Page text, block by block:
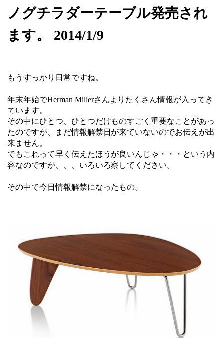
ノグチラダーテーブル発売され
ます。 2014/1/9
もうすっかり日常ですね。
年末年始でHerman Millerさんよりたくさん情報が入ってき
ています。
その中にひとつ、ひとつだけものすごく重要なことがあっ
たのですが、まだ情報解禁日が来ていないのでお伝えが出
来ません。
でもこれって早く伝えたほうが良いんじゃ・・・という内
容なのですが、、、いろいろ察してください。
その中で今日情報解禁になったもの。